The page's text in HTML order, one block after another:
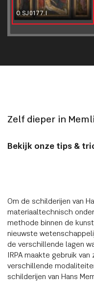
O.SJ0177.I
Zelf dieper in
Bekijk onze tips &
Om de schilderijen van
materiaaltechnisch
methode binnen de
nieuwste
de verschillende lagen
IRPA maakte gebruik
verschillende
schilderijen van Hans